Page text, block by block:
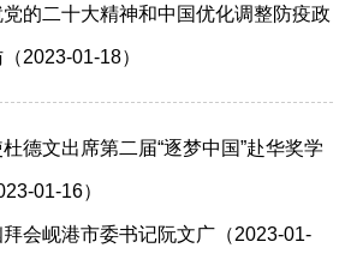
的二十大精神和中国优化调整防疫政
2023-01-18）
德文出席第二届“逐梦中国”赴华奖学
01-16）
会岘港市委书记阮文广（2023-01-